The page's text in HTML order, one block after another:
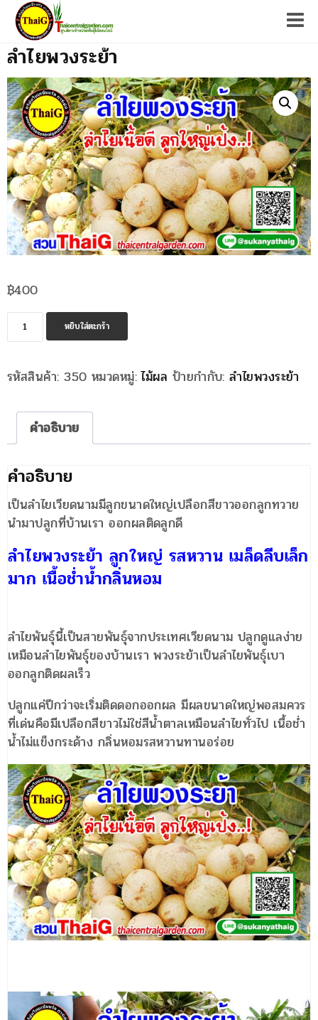
ลำไยพวงระย้า
฿400
จำนวน
ลำไย
ระย้า
หยิบใส่ตะกร้า
รหัสสินค้า:350 หมวดหมู่:ไม้ผล ป้ายกำกับ:ลำไยพวงระย้า
คำอธิบาย
คำอธิบาย
เป็นลำไยเวียดนามมีลูกขนาดใหญ่เปลือกสีขาวออกลูกทวาย
นำมาปลูกที่บ้านเรา ออกผลติดลูกดี
ลำไยพวงระย้า ลูกใหญ่ รสหวาน เมล็ดลีบเล็ก
มาก เนื้อช่ำน้ำกลิ่นหอม
ลำไยพันธุ์นี้เป็นสายพันธุ์จากประเทศเวียดนาม ปลูกดูแลง่าย
เหมือนลำไยพันธุ์ของบ้านเรา พวงระย้าเป็นลำไยพันธุ์เบา
ออกลูกติดผลเร็ว
ปลูกแค่ปีกว่าจะเริ่มติดดอกออกผล มีผลขนาดใหญ่พอสมควร
ที่เด่นคือมีเปลือกสีขาวไม่ใช่สีน้ำตาลเหมือนลำไยทั่วไป เนื้อช่ำ
น้ำไม่แข็งกระด้าง กลิ่นหอมรสหวานทานอร่อย